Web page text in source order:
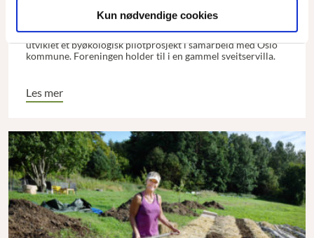
Kun nødvendige cookies
Siden 2007 har en liten beboerforening ved Ormøya i Oslo
utviklet et byøkologisk pilotprosjekt i samarbeid med Oslo
kommune. Foreningen holder til i en gammel sveitservilla.
Les mer